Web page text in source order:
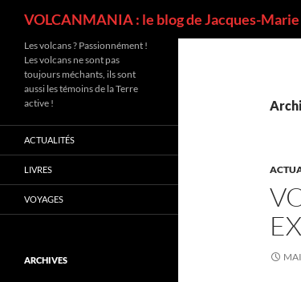
VOLCANMANIA : le blog de Jacques-
Les volcans ? Passionnément !
Les volcans ne sont pas
toujours méchants, ils sont
aussi les témoins de la Terre
active !
ACTUALITÉS
LIVRES
VOYAGES
ARCHIVES